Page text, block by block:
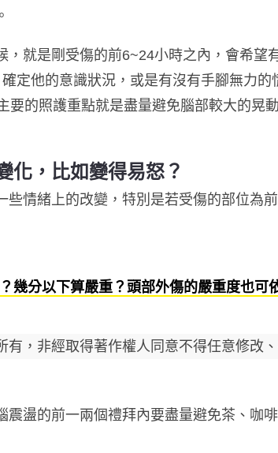
，就是剛受傷的前6~24小時之內，會希望
定他的意識狀況，或是有沒有手腳無力
要的照護重點就是盡量避免腦部較大的晃
化，比如變得易怒？
些情緒上的改變，特別是若受傷的部位為
幾分以下算嚴重？頭部外傷的嚴重度也可
有，非經取得著作權人同意不得任意修改
盪的前一兩個禮拜內要盡量避免茶、咖